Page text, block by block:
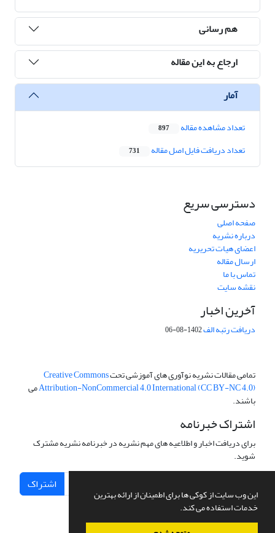
این وب سایت از کوکی ها برای اطمینان از ارائه بهترین
خدمات استفاده می کند.
هم رسانی
ارجاع به این مقاله
آمار
تعداد مشاهده مقاله 897
تعداد دریافت فایل اصل مقاله 731
دسترسی سریع
صفحه اصلی
درباره نشریه
اعضای هیات تحریریه
ارسال مقاله
تماس با ما
نقشه سایت
آخرین اخبار
دریافت رتبه الف1402-08-06
تمامی مقالات نشریه نوآوری های آموزشی تحتCreative Commons
Attribution-NonCommercial 4.0 International (CC BY-NC 4.0)می
باشند.
اشتراک خبرنامه
برای دریافت اخبار و اطلاعیه های مهم نشریه در خبرنامه نشریه مشترک
شوید.
اشتراک